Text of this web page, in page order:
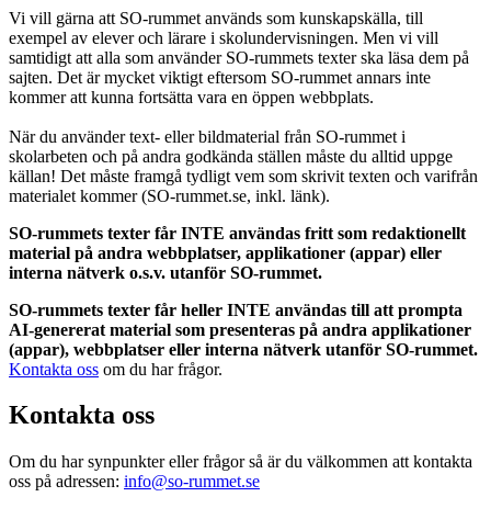
Vi vill gärna att SO-rummet används som kunskapskälla, till
exempel av elever och lärare i skolundervisningen. Men vi vill
samtidigt att alla som använder SO-rummets texter ska läsa dem på
sajten. Det är mycket viktigt eftersom SO-rummet annars inte
kommer att kunna fortsätta vara en öppen webbplats.
När du använder text- eller bildmaterial från SO-rummet i
skolarbeten och på andra godkända ställen måste du alltid uppge
källan! Det måste framgå tydligt vem som skrivit texten och varifrån
materialet kommer (SO-rummet.se, inkl. länk).
SO-rummets texter får INTE användas fritt som redaktionellt
material på andra webbplatser, applikationer (appar) eller
interna nätverk o.s.v. utanför SO-rummet.
SO-rummets texter får heller INTE användas till att prompta
AI-genererat material som presenteras på andra applikationer
(appar), webbplatser eller interna nätverk utanför SO-rummet.
Kontakta oss om du har frågor.
Kontakta oss
Om du har synpunkter eller frågor så är du välkommen att kontakta
oss på adressen: info@so-rummet.se